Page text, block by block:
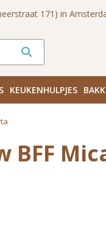
Haarlemmerdijk
KEUKENHULPJES
BFF